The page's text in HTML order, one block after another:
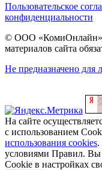
Пользовательское
конфиденциальности
© ООО «КомиОнлайн»,
материалов сайта
Не предназначено для
На сайте
с использованием
использования cookies.
условиями Правил. Вы
Cookie в настройках